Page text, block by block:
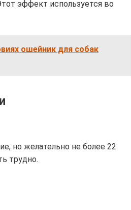
эффект используется во
ошейник для собак
но желательно не более 22
трудно.